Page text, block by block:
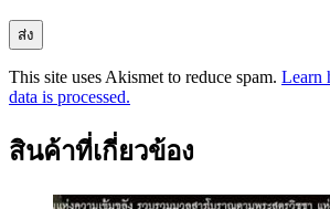
This site uses Akismet to reduce spam. Learn
data is processed.
สินค้าที่เกี่ยวข้อง